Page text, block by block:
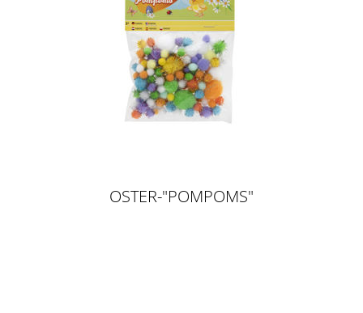
OSTER-"POMPOMS"